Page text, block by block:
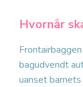
Hvornår
bagudvendt
uanset